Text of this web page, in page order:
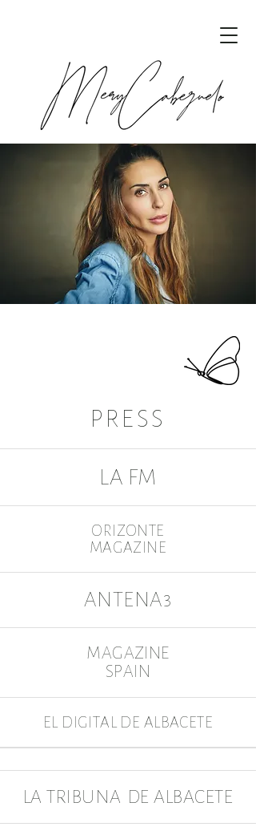
PRESS
LA FM
ORIZONTE
MAGAZINE
ANTENA3
MAGAZINE
SPAIN
EL DIGITAL DE ALBACETE
LA TRIBUNA DE ALBACETE